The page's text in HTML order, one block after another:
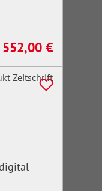
Regulärer Preis:
552,00 €